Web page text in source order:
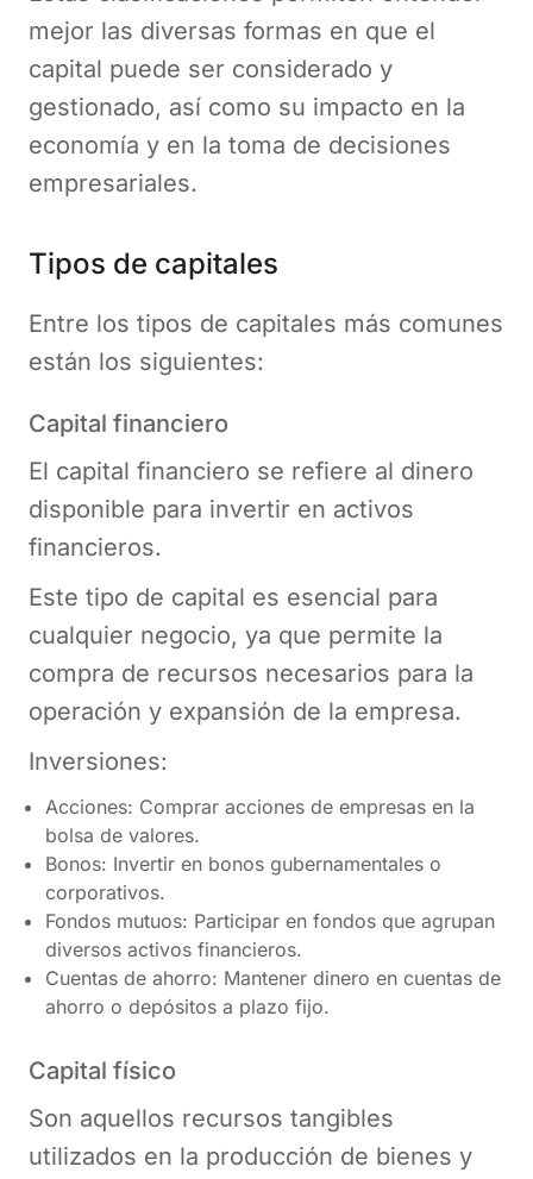
mejor las diversas formas en que el
capital puede ser considerado y
gestionado, así como su impacto en la
economía y en la toma de decisiones
empresariales.
Tipos de capitales
Entre los tipos de capitales más comunes
están los siguientes:
Capital financiero
El capital financiero se refiere al dinero
disponible para invertir en activos
financieros.
Este tipo de capital es esencial para
cualquier negocio, ya que permite la
compra de recursos necesarios para la
operación y expansión de la empresa.
Inversiones:
Acciones: Comprar acciones de empresas en la
bolsa de valores.
Bonos: Invertir en bonos gubernamentales o
corporativos.
Fondos mutuos: Participar en fondos que agrupan
diversos activos financieros.
Cuentas de ahorro: Mantener dinero en cuentas de
ahorro o depósitos a plazo fijo.
Capital físico
Son aquellos recursos tangibles
utilizados en la producción de bienes y